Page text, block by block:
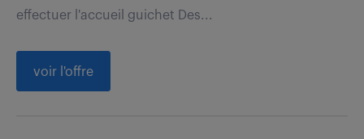
effectuer l'accueil guichet Des...
voir l'offre